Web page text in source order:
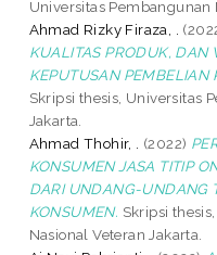
Universitas Pembangunan
Ahmad Rizky Firaza, .
KUALITAS PRODUK, DAN
KEPUTUSAN PEMBELIAN
Skripsi thesis, Universitas
Jakarta.
Ahmad Thohir, .
(2022)
KONSUMEN JASA TITIP
DARI UNDANG-UNDANG
KONSUMEN. Skripsi
Nasional Veteran Jakarta.